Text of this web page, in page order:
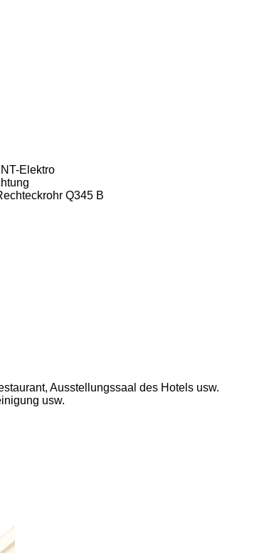
Elektro
Q345 B
Ausstellungssaal des Hotels usw.
usw.